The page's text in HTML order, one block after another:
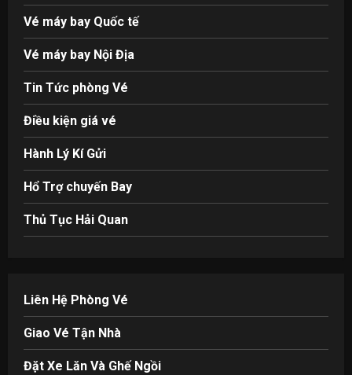
Vé máy bay Quốc tế
Vé máy bay Nội Địa
Tin Tức phòng Vé
Điều kiện giá vé
Hành Lý Kí Gửi
Hổ Trợ chuyến Bay
Thủ Tục Hải Quan
Liên Hệ Phòng Vé
Giao Vé Tận Nhà
Đặt Xe Lăn Và Ghế Ngồi